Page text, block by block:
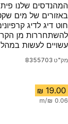
המהנדסים שלנו
באזורים של מים
חוט דיג לדיג
להשתחררות מן
עשויים לעשות
מק"ט 8355703